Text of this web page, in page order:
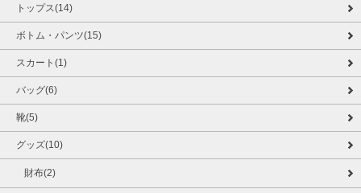
トップス(14)
ボトム・パンツ(15)
スカート(1)
バッグ(6)
靴(5)
グッズ(10)
財布(2)